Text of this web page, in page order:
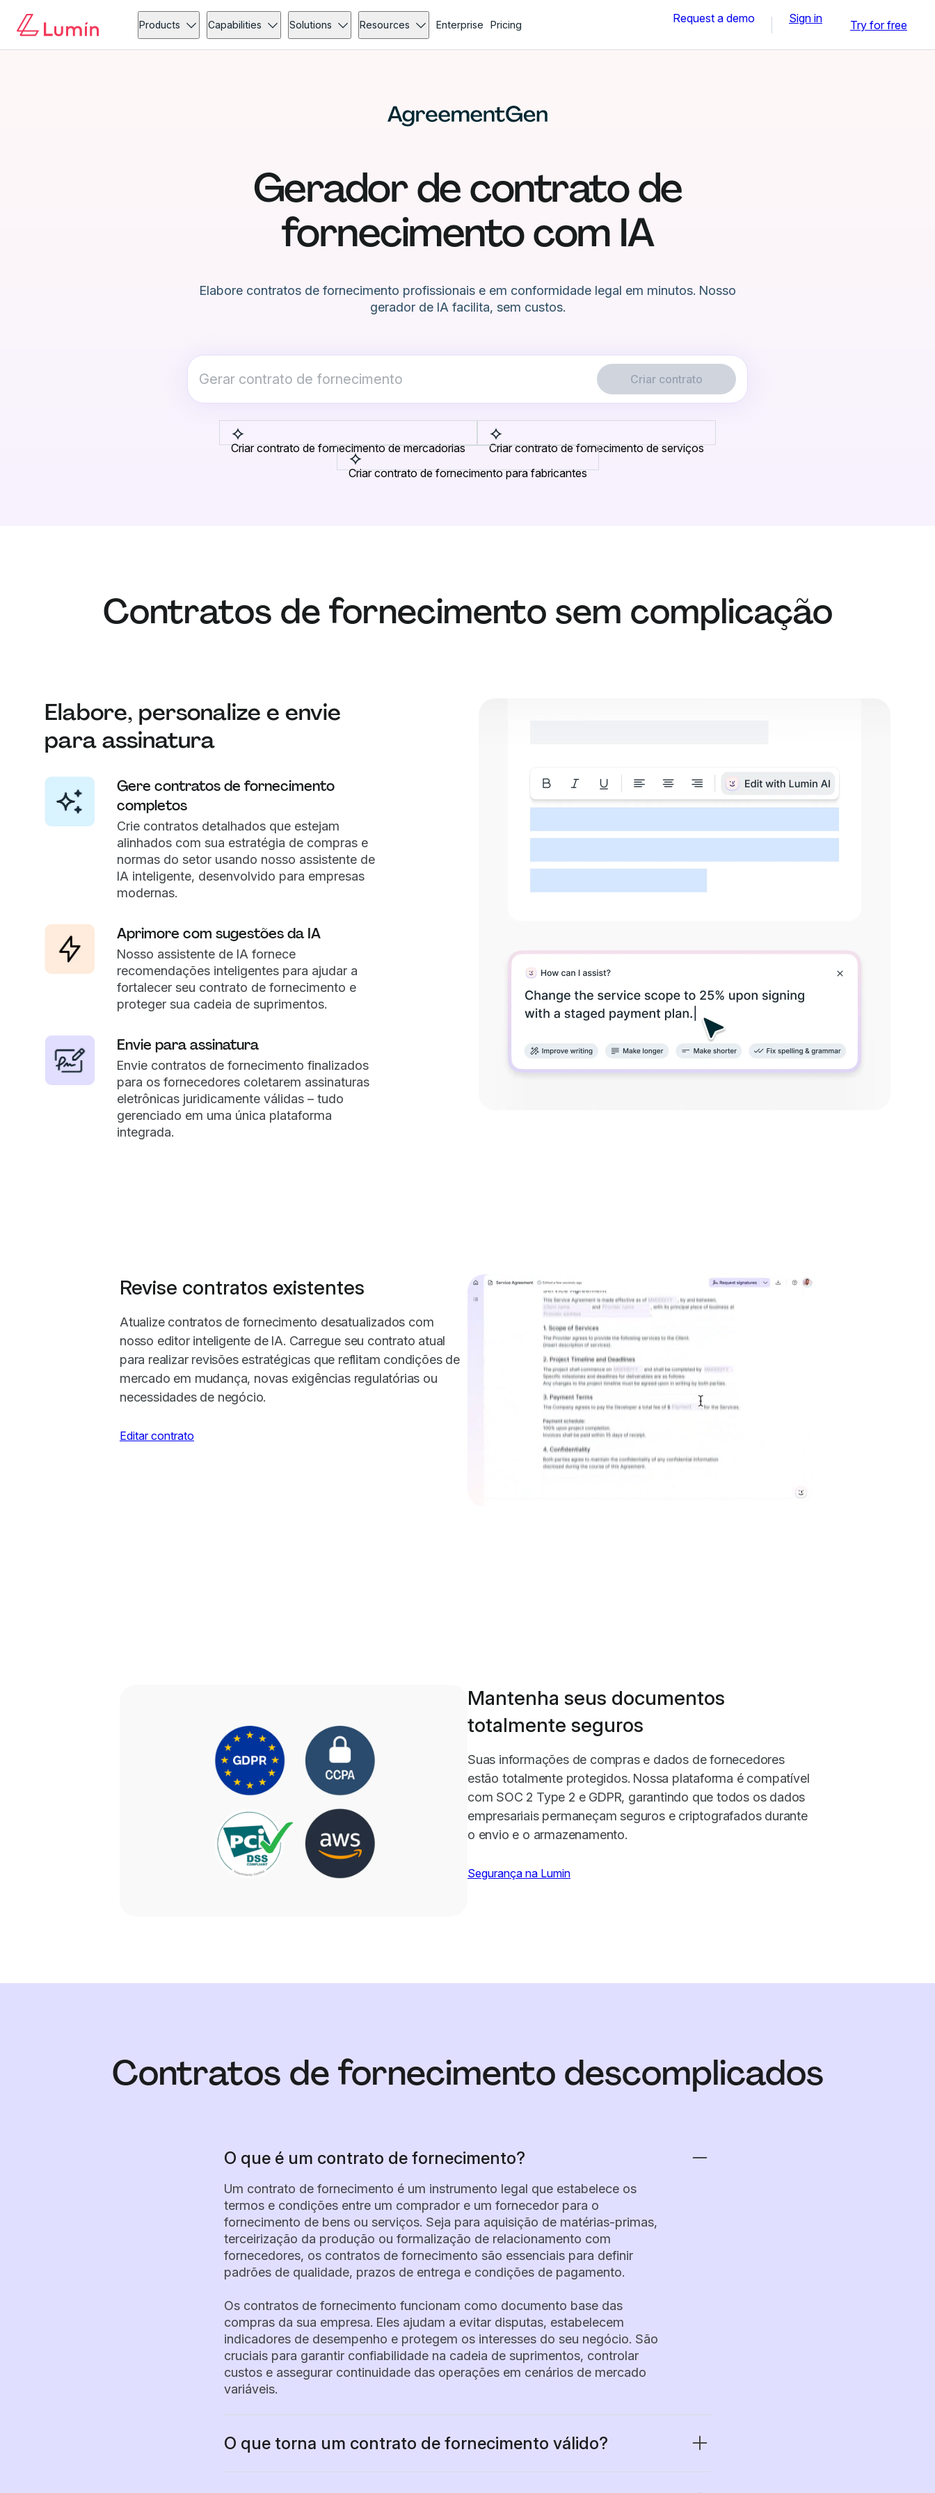
Products Capabilities Solutions Resources Enterprise Pricing Request a demo Sign in Try for free
Gerador de contrato de
fornecimento com IA
Elabore contratos de fornecimento profissionais e em conformidade legal em minutos. Nosso
gerador de IA facilita, sem custos.
Criar contrato
Criar contrato de fornecimento de mercadorias
Criar contrato de fornecimento de serviços
Criar contrato de fornecimento para fabricantes
Contratos de fornecimento sem complicação
Elabore, personalize e envie
para assinatura
Gere contratos de fornecimento
completos
Crie contratos detalhados que estejam
alinhados com sua estratégia de compras e
normas do setor usando nosso assistente de
IA inteligente, desenvolvido para empresas
modernas.
Aprimore com sugestões da IA
Nosso assistente de IA fornece
recomendações inteligentes para ajudar a
fortalecer seu contrato de fornecimento e
proteger sua cadeia de suprimentos.
Envie para assinatura
Envie contratos de fornecimento finalizados
para os fornecedores coletarem assinaturas
eletrônicas juridicamente válidas – tudo
gerenciado em uma única plataforma
integrada.
Revise contratos existentes
Atualize contratos de fornecimento desatualizados com
nosso editor inteligente de IA. Carregue seu contrato atual
para realizar revisões estratégicas que reflitam condições de
mercado em mudança, novas exigências regulatórias ou
necessidades de negócio.
Editar contrato
Mantenha seus documentos
totalmente seguros
Suas informações de compras e dados de fornecedores
estão totalmente protegidos. Nossa plataforma é compatível
com SOC 2 Type 2 e GDPR, garantindo que todos os dados
empresariais permaneçam seguros e criptografados durante
o envio e o armazenamento.
Segurança na Lumin
Contratos de fornecimento descomplicados
O que é um contrato de fornecimento?
Um contrato de fornecimento é um instrumento legal que estabelece os
termos e condições entre um comprador e um fornecedor para o
fornecimento de bens ou serviços. Seja para aquisição de matérias-primas,
terceirização da produção ou formalização de relacionamento com
fornecedores, os contratos de fornecimento são essenciais para definir
padrões de qualidade, prazos de entrega e condições de pagamento.
Os contratos de fornecimento funcionam como documento base das
compras da sua empresa. Eles ajudam a evitar disputas, estabelecem
indicadores de desempenho e protegem os interesses do seu negócio. São
cruciais para garantir confiabilidade na cadeia de suprimentos, controlar
custos e assegurar continuidade das operações em cenários de mercado
variáveis.
O que torna um contrato de fornecimento válido?